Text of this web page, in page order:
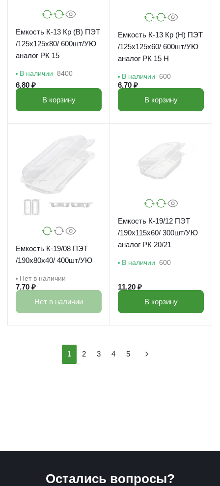
Емкость К-13 Кр (В) ПЭТ
/125х125х80/ 600шт/УЮ
аналог РК 15
В наличии 8400
6.80 ₽
В корзину
Емкость К-13 Кр (Н) ПЭТ
/125х125х60/ 600шт/УЮ
аналог РК 15 Н
В наличии 600
6.70 ₽
В корзину
Емкость К-19/08 ПЭТ
/190х80х40/ 400шт/УЮ
Нет в наличии
7.70 ₽
Нет в наличии
Емкость К-19/12 ПЭТ
/190х115х60/ 300шт/УЮ
аналог РК 20/21
В наличии 600
11.20 ₽
В корзину
1 2 3 4 5
Остались вопросы?